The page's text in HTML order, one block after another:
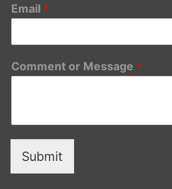
Email *
Comment or Message *
Submit